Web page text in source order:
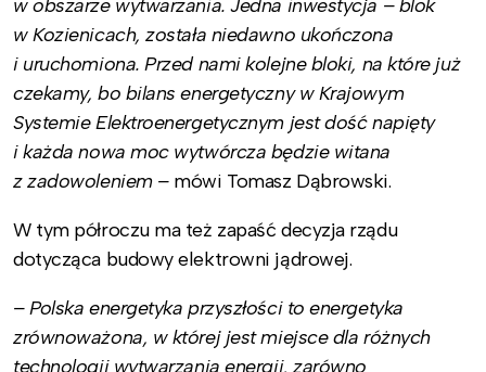
w obszarze wytwarzania. Jedna inwestycja – blok
w Kozienicach, została niedawno ukończona
i uruchomiona. Przed nami kolejne bloki, na które już
czekamy, bo bilans energetyczny w Krajowym
Systemie Elektroenergetycznym jest dość napięty
i każda nowa moc wytwórcza będzie witana
z zadowoleniem –mówi Tomasz Dąbrowski.
W tym półroczu ma też zapaść decyzja rządu
dotycząca budowy elektrowni jądrowej.
– Polska energetyka przyszłości to energetyka
zrównoważona, w której jest miejsce dla różnych
technologii wytwarzania energii, zarówno